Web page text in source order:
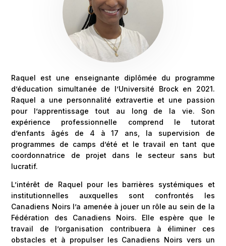
Raquel est une enseignante diplômée du programme
d’éducation simultanée de l’Université Brock en 2021.
Raquel a une personnalité extravertie et une passion
pour l’apprentissage tout au long de la vie. Son
expérience professionnelle comprend le tutorat
d’enfants âgés de 4 à 17 ans, la supervision de
programmes de camps d’été et le travail en tant que
coordonnatrice de projet dans le secteur sans but
lucratif.
L’intérêt de Raquel pour les barrières systémiques et
institutionnelles auxquelles sont confrontés les
Canadiens Noirs l’a amenée à jouer un rôle au sein de la
Fédération des Canadiens Noirs. Elle espère que le
travail de l’organisation contribuera à éliminer ces
obstacles et à propulser les Canadiens Noirs vers un